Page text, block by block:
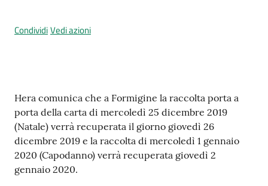
Prenotazione
l
e
r
t
a
M
CondividiVedi azioni
Contenuto
Hera comunica che a Formigine la raccolta porta a
porta della carta di mercoledì 25 dicembre 2019
(Natale) verrà recuperata il giorno giovedì 26
dicembre 2019 e la raccolta di mercoledì 1 gennaio
2020 (Capodanno) verrà recuperata giovedì 2
gennaio 2020.